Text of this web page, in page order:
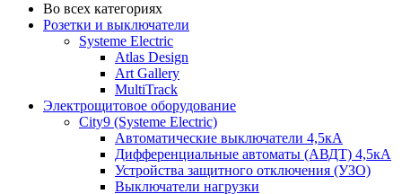
Во всех категориях
Розетки и выключатели
Systeme Electric
Atlas Design
Art Gallery
MultiTrack
Электрощитовое оборудование
City9 (Systeme Electric)
Автоматические выключатели 4,5кА
Дифференциальные автоматы (АВДТ) 4,5кА
Устройства защитного отключения (УЗО)
Выключатели нагрузки